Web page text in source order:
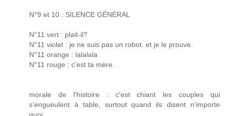
N°9 et 10 : SILENCE GÉNÉRAL
N°11 vert : plait-il?
N°11 violet : je ne suis pas un robot. et je le prouve.
N°11 orange : lalalala
N°11 rouge ; c'est ta mère.
morale de l'histoire : c'est chiant les couples qui
s'engueulent à table, surtout quand ils disent n'importe